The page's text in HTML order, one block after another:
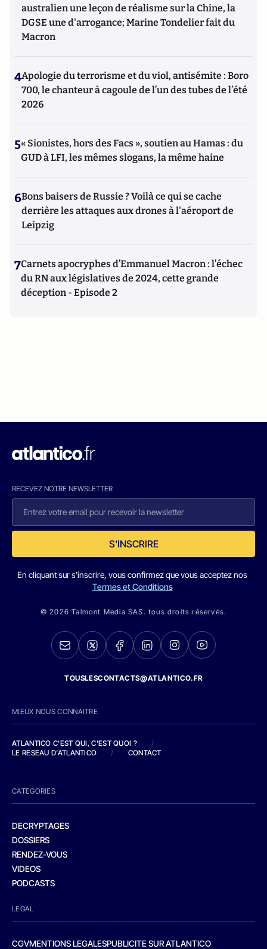
australien une leçon de réalisme sur la Chine, la
DGSE une d'arrogance; Marine Tondelier fait du
Macron
4Apologie du terrorisme et du viol, antisémite : Boro
700, le chanteur à cagoule de l’un des tubes de l’été
2026
5« Sionistes, hors des Facs », soutien au Hamas : du
GUD à LFI, les mêmes slogans, la même haine
6Bons baisers de Russie ? Voilà ce qui se cache
derrière les attaques aux drones à l'aéroport de
Leipzig
7Carnets apocryphes d’Emmanuel Macron : l’échec
du RN aux législatives de 2024, cette grande
déception - Episode 2
RECEVEZ NOTRE NEWSLETTER
S'INSCRIRE
En cliquant sur s'inscrire, vous confirmez que vous acceptez nos
Termes et Conditions
© 2026 Talmont Media SAS. tous droits réservés.
TOUSLESCONTACTS@ATLANTICO.FR
MIEUX NOUS CONNAITRE
ATLANTICO C'EST QUI, C'EST QUOI ?
/
LE RESEAU D'ATLANTICO
/ CONTACT
CATEGORIES
DECRYPTAGES
DOSSIERS
RENDEZ-VOUS
VIDEOS
PODCASTS
LEGAL
CGVMENTIONS LEGALESPUBLICITE SUR ATLANTICO